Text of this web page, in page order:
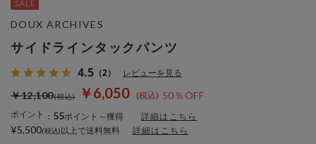
サイドラインタックパンツ
4.5 （2） レビューを見る
￥6,050 50％OFF
￥12,100
ポイント ： 55ポイント～獲得 詳細はこちら
DOUX ARCHIVES
¥5,500 以上で送料無料 詳細はこちら